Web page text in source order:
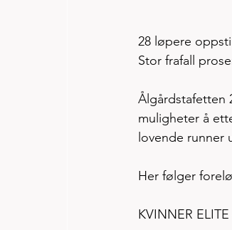
28 løpere
Stor frafall
Ålgårdstafetten
muligheter å
lovende runner
Her følger
KVINNER